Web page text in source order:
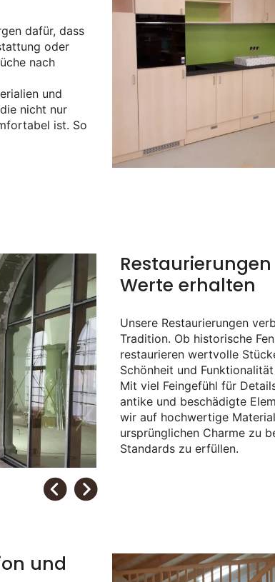
dafür, dass
oder
nach
und
nicht nur
ist. So
Werte erhalten
Unsere Restaurierungen
Tradition. Ob historische
restaurieren wertvolle
Schönheit und
Mit viel Feingefühl für
antike und beschädigte
wir auf hochwertige
ursprünglichen Charme zu
Standards zu erfüllen.
und